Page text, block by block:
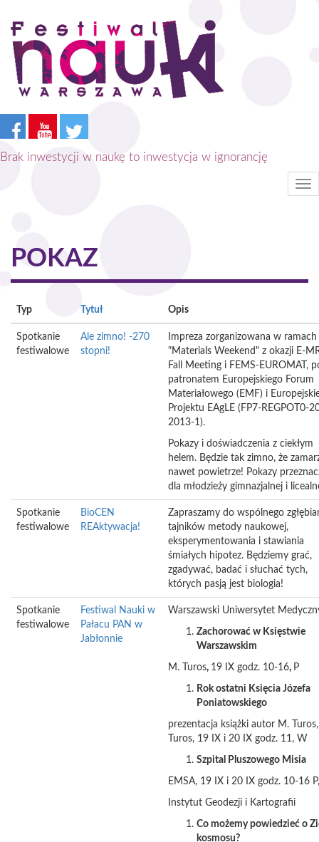
Przejdź
treści
Brak inwestycji w naukę to inwestycja w ignorancję
POKAZ
Typ Tytuł Opis
Spotkanie
festiwalowe
Ale zimno! -270
stopni!
Impreza zorganizowana w ramach
"Materials Weekend" z okazji E-
Fall Meeting i FEMS-EUROMAT,
patronatem Europejskiego Forum
Materiałowego (EMF) i
Projektu EAgLE (FP7-REGPOT0-
2013-1).
Pokazy i doświadczenia z ciekłym
helem. Będzie tak zimno, że
nawet powietrze! Pokazy
dla młodzieży gimnazjalnej i
Spotkanie
festiwalowe
BioCEN
REAktywacja!
Zapraszamy do wspólnego
tajników metody naukowej,
eksperymentowania i stawiania
śmiałych hipotez. Będziemy grać,
zgadywać, badać i słuchać tych,
których pasją jest biologia!
Spotkanie
festiwalowe
Festiwal Nauki w
Pałacu PAN w
Jabłonnie
Warszawski Uniwersytet
Zachorować w Księstwie
Warszawskim
M. Turos, 19 IX godz. 10-16, P
Rok ostatni Księcia Józefa
Poniatowskiego
prezentacja książki autor M.
Turos, 19 IX i 20 IX godz. 11, W
Szpital Pluszowego Misia
EMSA, 19 IX i 20 IX godz. 10-16
Instytut Geodezji i Kartografii
Co możemy powiedzieć o
kosmosu?